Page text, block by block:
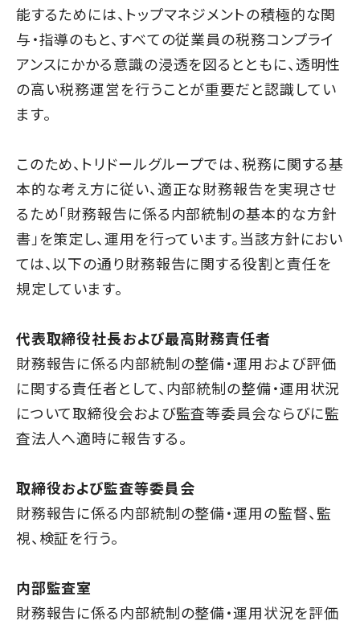
能するためには、トップマネジメントの積極的な関
与・指導のもと、すべての従業員の税務コンプライ
アンスにかかる意識の浸透を図るとともに、透明性
の高い税務運営を行うことが重要だと認識してい
ます。
このため、トリドールグループでは、税務に関する基
本的な考え方に従い、適正な財務報告を実現させ
るため「財務報告に係る内部統制の基本的な方針
書」を策定し、運用を行っています。当該方針におい
ては、以下の通り財務報告に関する役割と責任を
規定しています。
代表取締役社長および最高財務責任者
財務報告に係る内部統制の整備・運用および評価
に関する責任者として、内部統制の整備・運用状況
について取締役会および監査等委員会ならびに監
査法人へ適時に報告する。
取締役および監査等委員会
財務報告に係る内部統制の整備・運用の監督、監
視、検証を行う。
内部監査室
財務報告に係る内部統制の整備・運用状況を評価